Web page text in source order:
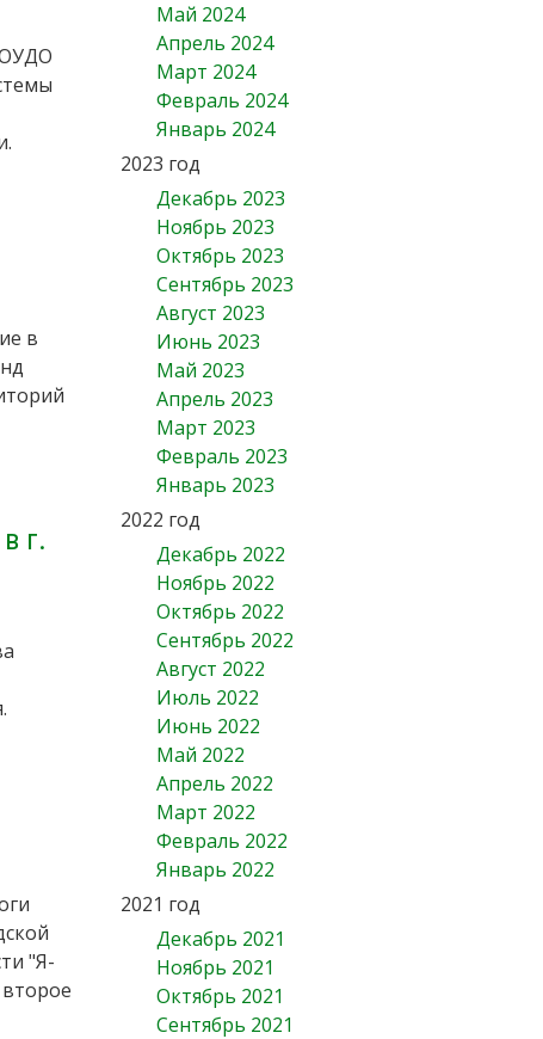
в
г.
"Я-
Май 2024
Апрель 2024
Март 2024
Февраль 2024
Январь 2024
2023 год
Декабрь 2023
Ноябрь 2023
Октябрь 2023
Сентябрь 2023
Август 2023
Июнь 2023
Май 2023
Апрель 2023
Март 2023
Февраль 2023
Январь 2023
2022 год
Декабрь 2022
Ноябрь 2022
Октябрь 2022
Сентябрь 2022
Август 2022
Июль 2022
Июнь 2022
Май 2022
Апрель 2022
Март 2022
Февраль 2022
Январь 2022
2021 год
Декабрь 2021
Ноябрь 2021
Октябрь 2021
Сентябрь 2021